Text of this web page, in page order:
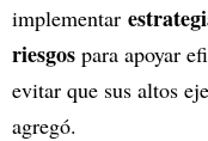
implementar
riesgos para apoyar
evitar que sus altos
agregó.